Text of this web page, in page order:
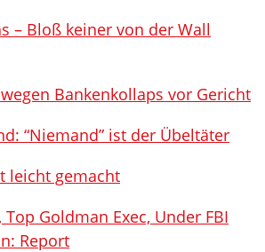
– Bloß keiner von der Wall
Bankenkollaps vor Gericht
“Niemand” ist der Übeltäter
leicht gemacht
Top Goldman Exec, Under FBI
Report